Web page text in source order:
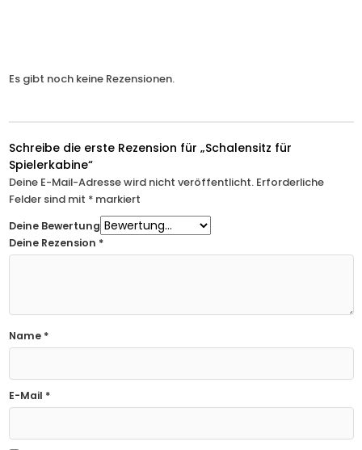
Es gibt noch keine Rezensionen.
Schreibe die erste Rezension für „Schalensitz für
Spielerkabine“
Deine E-Mail-Adresse wird nicht veröffentlicht. Erforderliche
Felder sind mit *markiert
Deine Bewertung
Deine Rezension *
Name *
E-Mail *